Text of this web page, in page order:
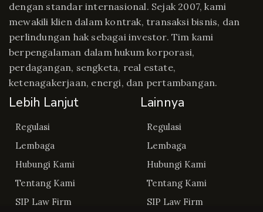
dengan standar internasional. Sejak 2007, kami
mewakili klien dalam kontrak, transaksi bisnis, dan
perlindungan hak sebagai investor. Tim kami
berpengalaman dalam hukum korporasi,
perdagangan, sengketa, real estate,
ketenagakerjaan, energi, dan pertambangan.
Lebih Lanjut
Regulasi
Lembaga
Hubungi Kami
Tentang Kami
SIP Law Firm
Lainnya
Regulasi
Lembaga
Hubungi Kami
Tentang Kami
SIP Law Firm